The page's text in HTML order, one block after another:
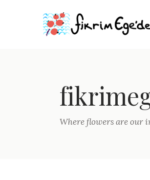
Where flowers are our